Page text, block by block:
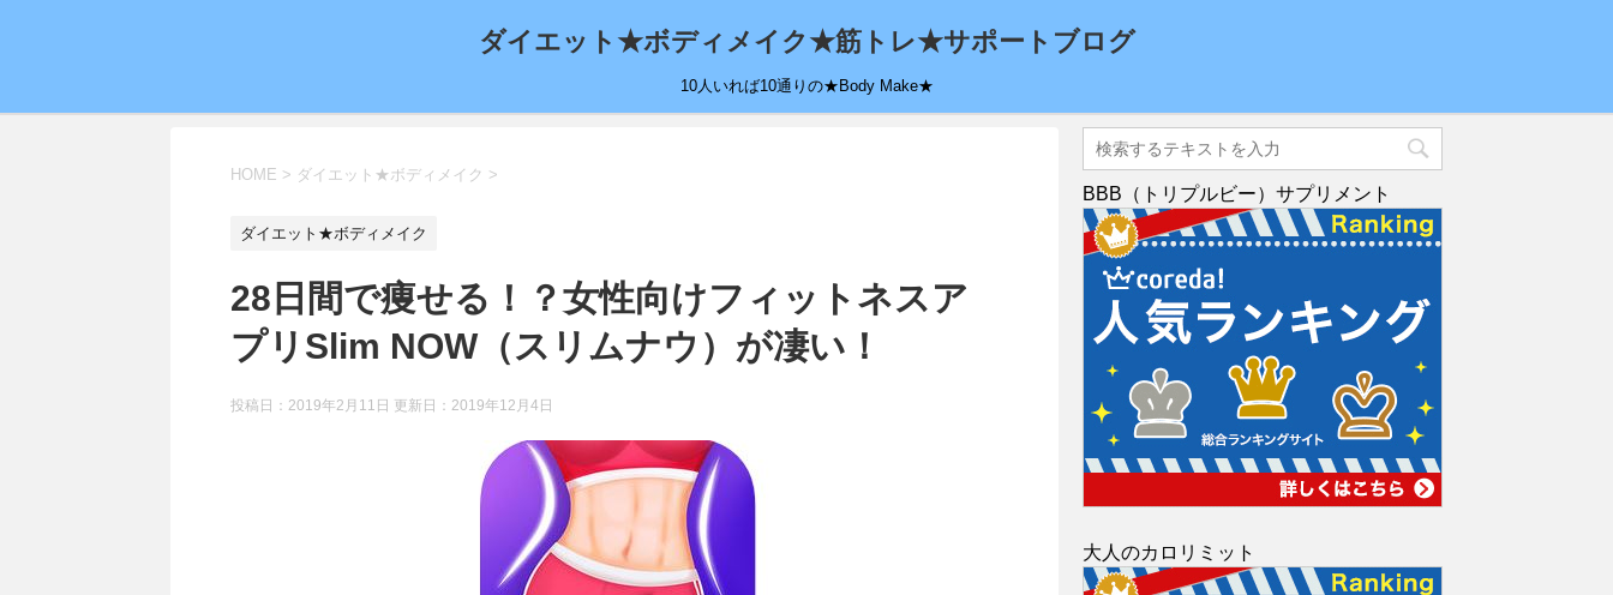
ダイエット★ボディメイク★筋トレ★サポートブログ
10人いれば10通りの★Body Make★
HOME > ダイエット★ボディメイク >
ダイエット★ボディメイク
28日間で痩せる！？女性向けフィットネスア
プリSlim NOW（スリムナウ）が凄い！
投稿日：2019年2月11日 更新日： 2019年12月4日
BBB（トリプルビー）サプリメント
大人のカロリミット